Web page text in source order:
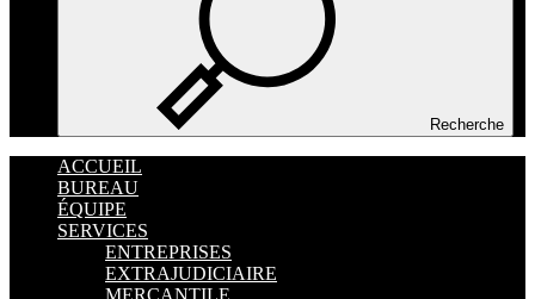
Recherche
ACCUEIL
BUREAU
ÉQUIPE
SERVICES
ENTREPRISES
EXTRAJUDICIAIRE
MERCANTILE